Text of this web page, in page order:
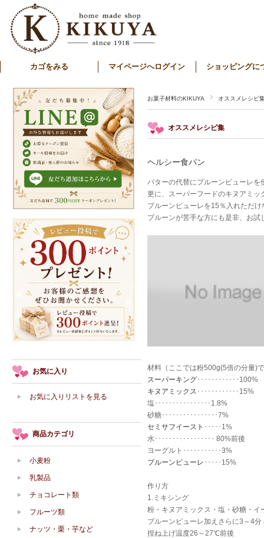
カゴをみる マイページへログイン ショッピングに
お菓子材料のKIKUYA オススメレシピ
オススメレシピ集
ヘルシー食パン
バターの代替にプルーンピューレ
更に、スーパーフードのキヌアミッ
プルーンピューレを15％入れただ
プルーンが苦手な方にも是非、お試
材料（ここでは粉500g(5倍の分量)
スーパーキング････････････100%
キヌアミックス ････････････15%
塩････････････････1.8%
砂糖････････････････7%
セミサフイースト ･････1%
水･････････････････ 80%前後
ヨーグルト･･･････････3%
プルーンピューレ ･････15%
作り方
1.ミキシング
粉・キヌアミックス・塩・砂糖・
プルーンピューレ加えさらに3～4
捏ね上げ温度26～27℃前後
お気に入り
お気に入りリストを見る
商品カテゴリ
小麦粉
乳製品
チョコレート類
フルーツ類
ナッツ・栗・芋など